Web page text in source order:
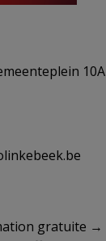
10A
gratuite →